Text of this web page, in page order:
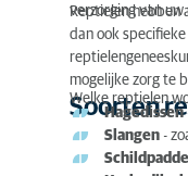
Soorten
Ziekten
Zorg voor
verzorging van
Reptielen hebben
dan ook
mogelijke zorg te
Soorten
Welke reptielen
Hagedissen
Slangen -